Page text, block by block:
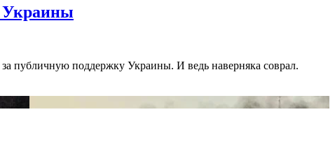
Украины
публичную поддержку Украины. И ведь наверняка соврал.